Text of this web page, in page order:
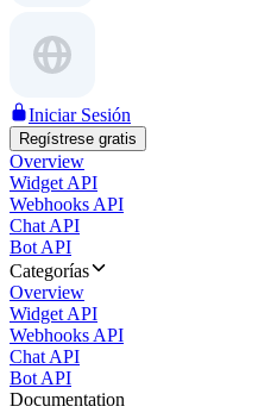
Iniciar Sesión
Regístrese gratis
Overview
Widget API
Webhooks API
Chat API
Bot API
Categorías
Overview
Widget API
Webhooks API
Chat API
Bot API
Documentation